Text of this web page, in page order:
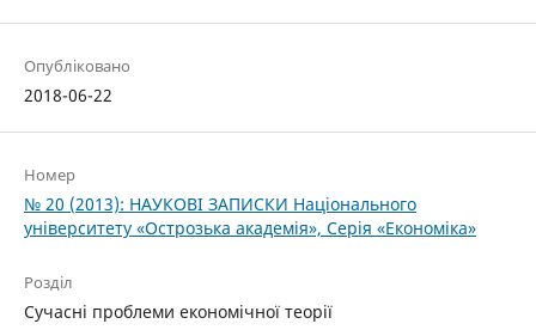
Опубліковано
2018-06-22
Номер
№ 20 (2013): НАУКОВІ ЗАПИСКИ Національного
університету «Острозька акаде­мія», Серія «Економіка»
Розділ
Cучасні проблеми економічної теорії